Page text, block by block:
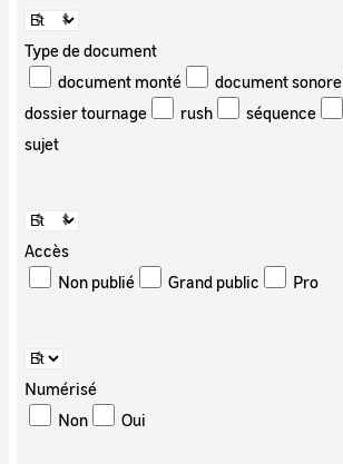
Type de document
document monté
document sonore
dossier tournage
rush
séquence
sujet
Accès
Non publié
Grand public Pro
Numérisé
Non
Oui